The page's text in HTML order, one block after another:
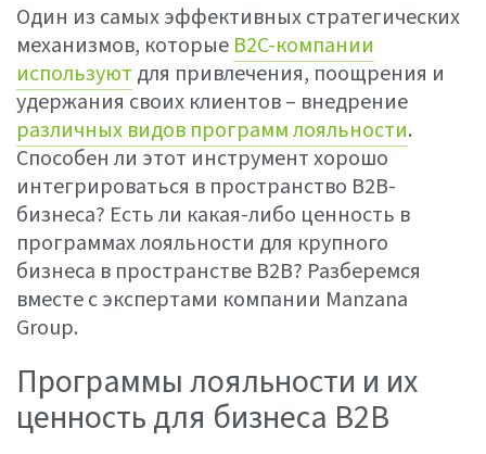
Один из самых эффективных стратегических
механизмов, которые B2C-компании
используют для привлечения, поощрения и
удержания своих клиентов – внедрение
различных видов программ лояльности.
Способен ли этот инструмент хорошо
интегрироваться в пространство B2B-
бизнеса? Есть ли какая-либо ценность в
программах лояльности для крупного
бизнеса в пространстве B2B? Разберемся
вместе с экспертами компании Manzana
Group.
Программы лояльности и их
ценность для бизнеса B2B